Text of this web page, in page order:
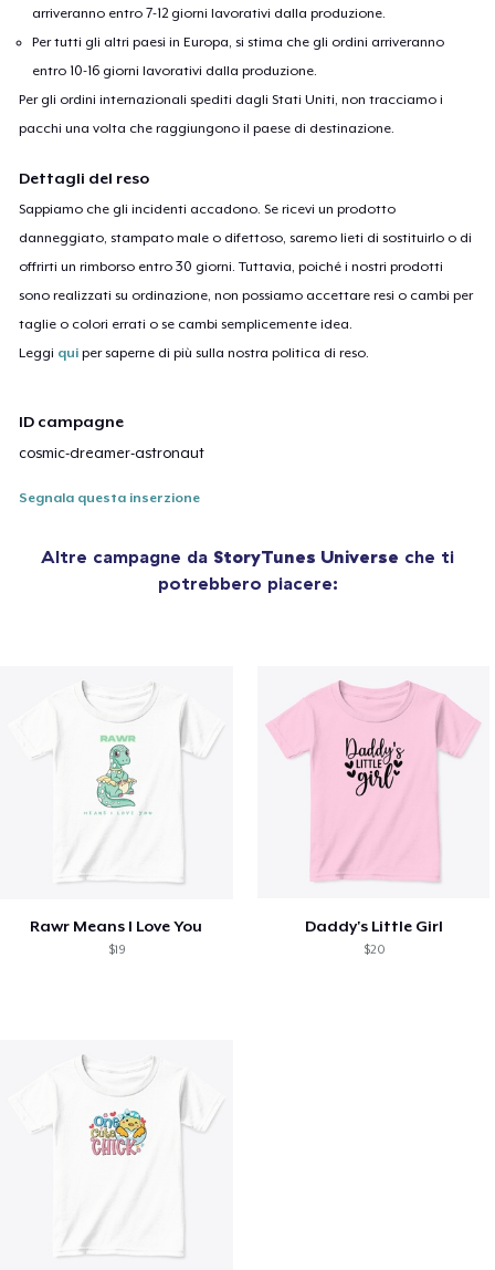
arriveranno entro 7-12 giorni lavorativi dalla produzione.
Per tutti gli altri paesi in Europa, si stima che gli ordini arriveranno
entro 10-16 giorni lavorativi dalla produzione.
Per gli ordini internazionali spediti dagli Stati Uniti, non tracciamo i
pacchi una volta che raggiungono il paese di destinazione.
Dettagli del reso
Sappiamo che gli incidenti accadono. Se ricevi un prodotto
danneggiato, stampato male o difettoso, saremo lieti di sostituirlo o di
offrirti un rimborso entro 30 giorni. Tuttavia, poiché i nostri prodotti
sono realizzati su ordinazione, non possiamo accettare resi o cambi per
taglie o colori errati o se cambi semplicemente idea.
Leggi qui per saperne di più sulla nostra politica di reso.
ID campagne
cosmic-dreamer-astronaut
Segnala questa inserzione
Altre campagne da StoryTunes Universe che ti
potrebbero piacere:
Rawr Means I Love You
$19
Daddy's Little Girl
$20